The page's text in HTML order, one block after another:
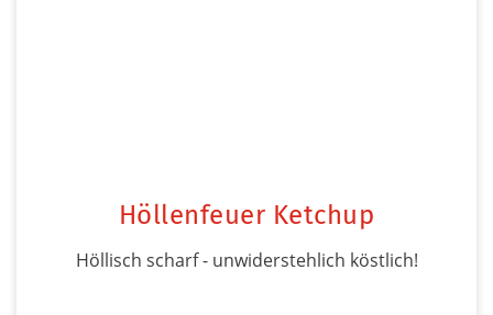
Höllenfeuer Ketchup
Höllisch scharf - unwiderstehlich köstlich!